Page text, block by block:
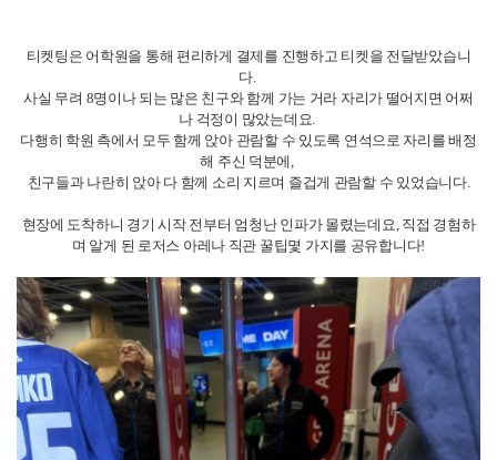
티켓팅은 어학원을 통해 편리하게 결제를 진행하고 티켓을 전달받았습니
다.
사실 무려 8명이나 되는 많은 친구와 함께 가는 거라 자리가 떨어지면 어쩌
나 걱정이 많았는데요.
다행히 학원 측에서 모두 함께 앉아 관람할 수 있도록 연석으로 자리를 배정
해 주신 덕분에,
친구들과 나란히 앉아 다 함께 소리 지르며 즐겁게 관람할 수 있었습니다.
현장에 도착하니 경기 시작 전부터 엄청난 인파가 몰렸는데요, 직접 경험하
며 알게 된 로저스 아레나 직관 꿀팁몇 가지를 공유합니다!